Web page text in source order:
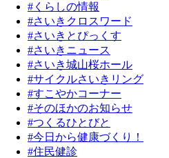
#くらしの情報
#さいきクロスワード
#さいきとぴっくす
#さいきニュース
#さいき城山桜ホール
#サイクルさいきリング
#すこやかコーナー
#そのほかのお知らせ
#つくるひとびと
#今日から健康づくり！
#住民健診